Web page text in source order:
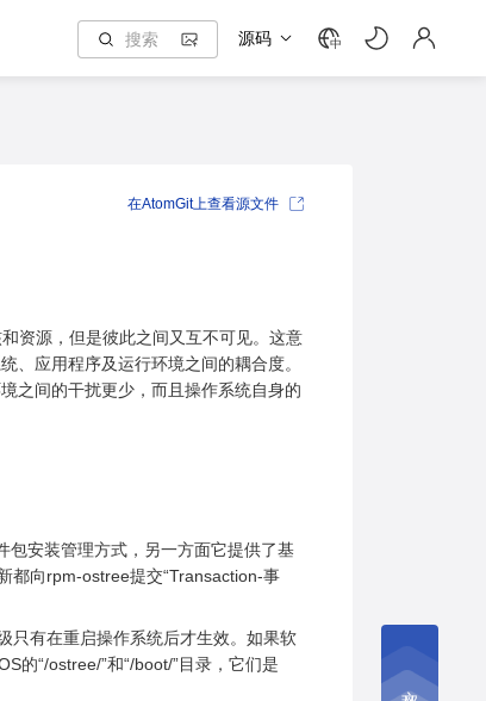
源码 中
资源，但是彼此之间又互不可见。这意
、应用程序及运行环境之间的耦合度。
之间的干扰更少，而且操作系统自身的
安装管理方式，另一方面它提供了基
都向rpm-ostree提交“Transaction-事
只有在重启操作系统后才生效。如果软
的“/ostree/”和“/boot/”目录，它们是
在AtomGit上查看源文件